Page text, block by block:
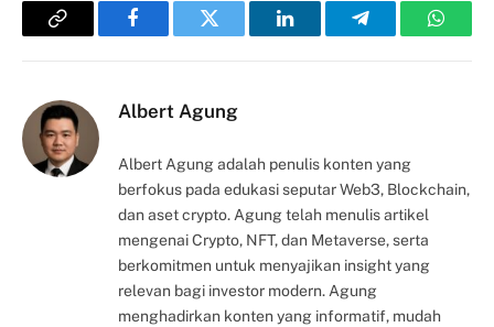
Copy
FacebookTwitter LinkedInTelegram
Albert Agung
Albert Agung adalah penulis konten yang
berfokus pada edukasi seputar Web3, Blockchain,
dan aset crypto. Agung telah menulis artikel
mengenai Crypto, NFT, dan Metaverse, serta
berkomitmen untuk menyajikan insight yang
relevan bagi investor modern. Agung
menghadirkan konten yang informatif, mudah